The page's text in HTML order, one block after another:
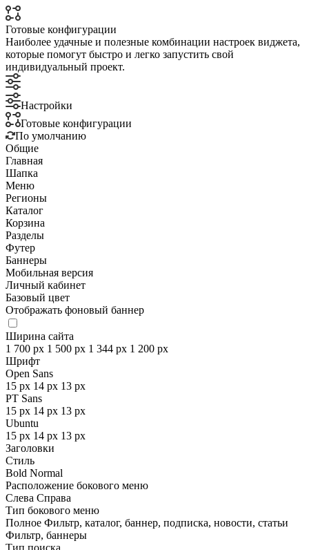
Готовые конфигурации
Наиболее удачные и полезные комбинации настроек виджета,
которые помогут быстро и легко запустить свой
индивидуальный проект.
Настройки
Готовые конфигурации
По умолчанию
Общие
Главная
Шапка
Меню
Регионы
Каталог
Корзина
Разделы
Футер
Баннеры
Мобильная версия
Личный кабинет
Базовый цвет
Отображать фоновый баннер
Ширина сайта
1 700 px 1 500 px 1 344 px 1 200 px
Шрифт
Open Sans
15 px 14 px 13 px
PT Sans
15 px 14 px 13 px
Ubuntu
15 px 14 px 13 px
Заголовки
Стиль
Bold Normal
Расположение бокового меню
Слева Справа
Тип бокового меню
Полное Фильтр, каталог, баннер, подписка, новости, статьи
Фильтр, баннеры
Тип поиска